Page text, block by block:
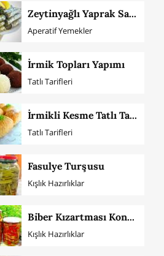
Zeytinyağlı Yaprak Sarması
Aperatif Yemekler
İrmik Topları Yapımı
Tatlı Tarifleri
İrmikli Kesme Tatlı Tarifi
Tatlı Tarifleri
Fasulye Turşusu
Kışlık Hazırlıklar
Biber Kızartması Konservesi
Kışlık Hazırlıklar